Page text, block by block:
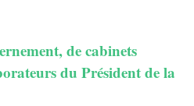
de cabinets
du Président de la